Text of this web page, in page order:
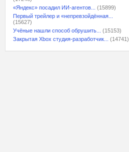
«Яндекс» посадил ИИ-агентов...
(15899)
Первый трейлер и «непревзойдённая...
(15627)
Учёные нашли способ обрушить...
(15153)
Закрытая Xbox студия-разработчик...
(14741)